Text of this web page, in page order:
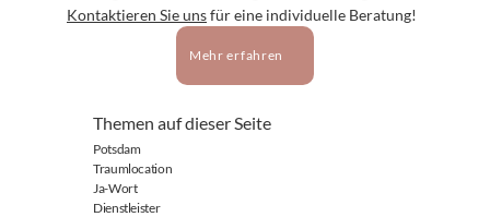
Kontaktieren Sie uns für eine individuelle Beratung!
Mehr erfahren
Themen auf dieser Seite
Potsdam
Traumlocation
Ja-Wort
Dienstleister